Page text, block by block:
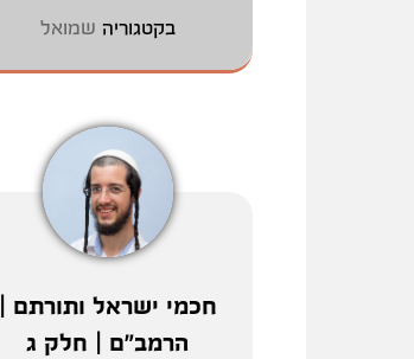
בקטגוריה שמואל
חכמי ישראל ותורתם |
הרמב"ם | חלק ג